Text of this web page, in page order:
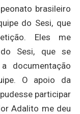
brasileiro
do Sesi, que
Eles me
Sesi, que se
documentação
O apoio da
participar
Adalito me deu